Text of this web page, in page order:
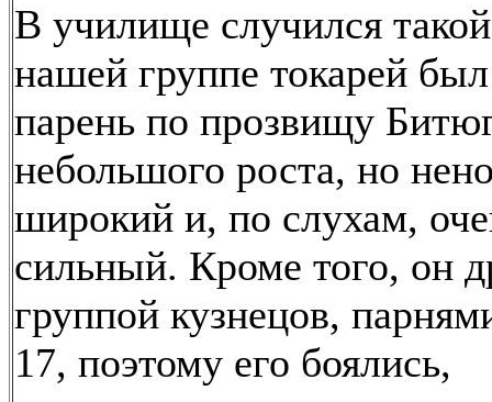
В училище случился
нашей группе токарей
парень по прозвищу
небольшого роста, но
широкий и, по слухам,
сильный. Кроме того, он
группой кузнецов,
17, поэтому его боялись,